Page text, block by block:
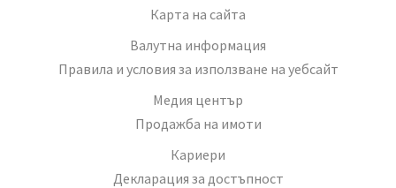
Карта на сайта
Валутна информация
Правила и условия за използване на уебсайт
Медия център
Продажба на имоти
Кариери
Декларация за достъпност